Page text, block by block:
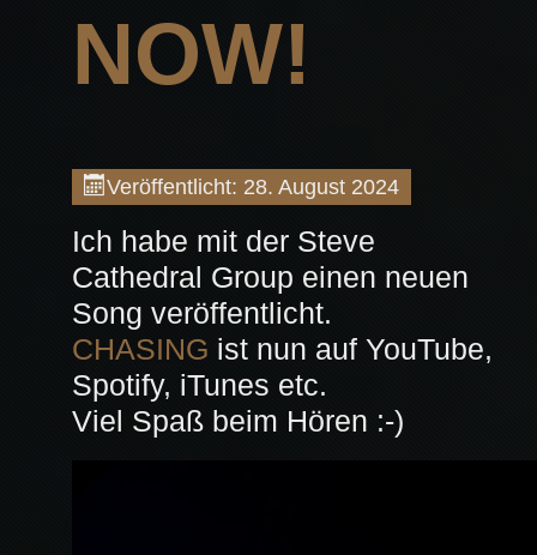
NOW!
Veröffentlicht: 28. August 2024
Ich habe mit der Steve
Cathedral Group einen neuen
Song veröffentlicht.
CHASING ist nun auf YouTube,
Spotify, iTunes etc.
Viel Spaß beim Hören :-)